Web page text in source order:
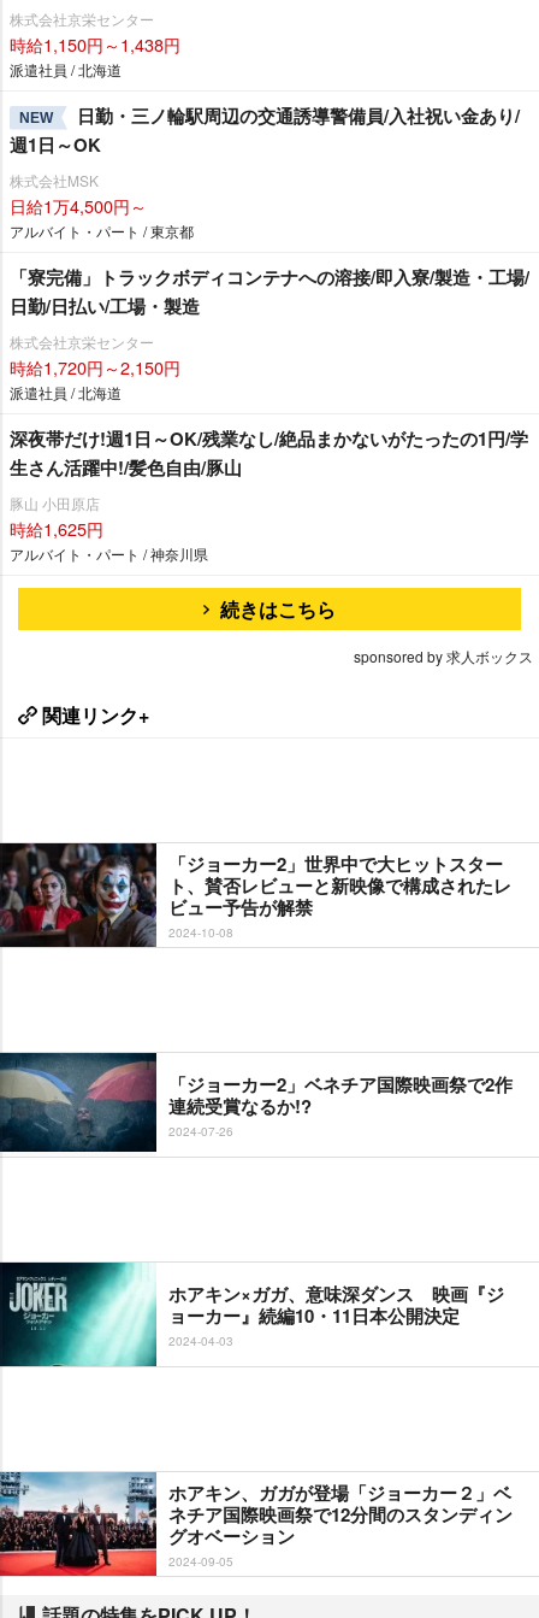
株式会社京栄センター
時給1,150円～1,438円
派遣社員 / 北海道
NEW
日勤・三ノ輪駅周辺の交通誘導警備員/入社祝い金あり/
週1日～OK
株式会社MSK
日給1万4,500円～
アルバイト・パート / 東京都
「寮完備」トラックボディコンテナへの溶接/即入寮/製造・工場/
日勤/日払い/工場・製造
株式会社京栄センター
時給1,720円～2,150円
派遣社員 / 北海道
深夜帯だけ!週1日～OK/残業なし/絶品まかないがたったの1円/学
生さん活躍中!/髪色自由/豚山
豚山 小田原店
時給1,625円
アルバイト・パート / 神奈川県
続きはこちら
sponsored by 求人ボックス
関連リンク+
「ジョーカー2」世界中で大ヒットスター
ト、賛否レビューと新映像で構成されたレ
ビュー予告が解禁
2024-10-08
「ジョーカー2」ベネチア国際映画祭で2作
連続受賞なるか!?
2024-07-26
ホアキン×ガガ、意味深ダンス 映画『ジ
ョーカー』続編10・11日本公開決定
2024-04-03
ホアキン、ガガが登場「ジョーカー２」ベ
ネチア国際映画祭で12分間のスタンディン
グオベーション
2024-09-05